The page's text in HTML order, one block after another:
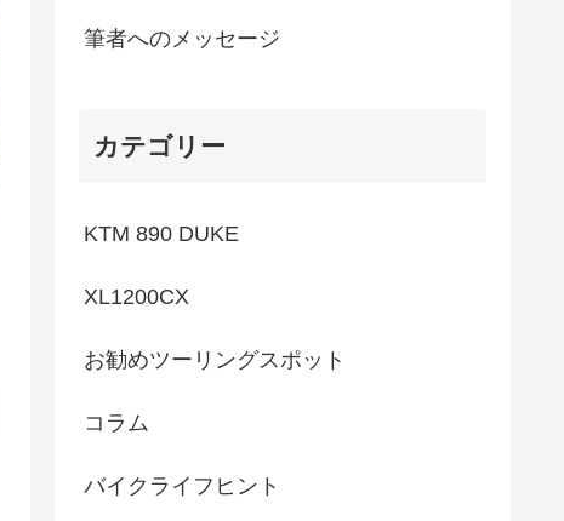
筆者へのメッセージ
カテゴリー
KTM 890 DUKE
XL1200CX
お勧めツーリングスポット
コラム
バイクライフヒント